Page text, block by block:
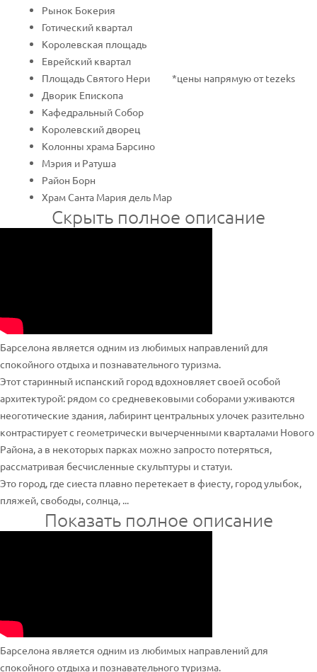
Рынок Бокерия
Готический квартал
Королевская площадь
Еврейский квартал
Площадь Святого Нери
Дворик Епископа
Кафедральный Собор
Королевский дворец
Колонны храма Барсино
Мэрия и Ратуша
Район Борн
Храм Санта Мария дель Мар
*цены напрямую от tezeks
Скрыть полное описание
Барселона является одним из любимых направлений для
спокойного отдыха и познавательного туризма.
Этот старинный испанский город вдохновляет своей особой
архитектурой: рядом со средневековыми соборами уживаются
неоготические здания, лабиринт центральных улочек разительно
контрастирует с геометрически вычерченными кварталами Нового
Района, а в некоторых парках можно запросто потеряться,
рассматривая бесчисленные скульптуры и статуи.
Это город, где сиеста плавно перетекает в фиесту, город улыбок,
пляжей, свободы, солнца, ...
Показать полное описание
Барселона является одним из любимых направлений для
спокойного отдыха и познавательного туризма.